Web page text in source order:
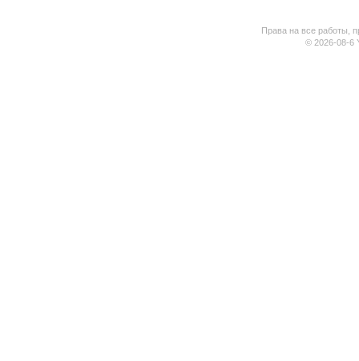
Права на все работы,
© 2026-08-6